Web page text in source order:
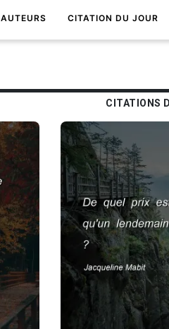
AUTEURS CITATION DU JOUR
CITATIONS